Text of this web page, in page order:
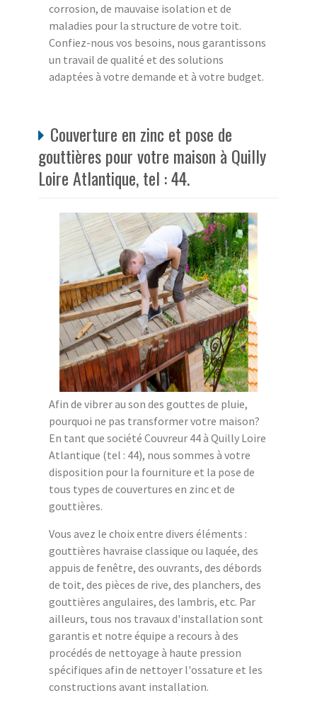
corrosion, de mauvaise isolation et de
maladies pour la structure de votre toit.
Confiez-nous vos besoins, nous garantissons
un travail de qualité et des solutions
adaptées à votre demande et à votre budget.
Couverture en zinc et pose de
gouttières pour votre maison à Quilly
Loire Atlantique, tel : 44.
Afin de vibrer au son des gouttes de pluie,
pourquoi ne pas transformer votre maison?
En tant que société Couvreur 44 à Quilly Loire
Atlantique (tel : 44), nous sommes à votre
disposition pour la fourniture et la pose de
tous types de couvertures en zinc et de
gouttières.
Vous avez le choix entre divers éléments :
gouttières havraise classique ou laquée, des
appuis de fenêtre, des ouvrants, des débords
de toit, des pièces de rive, des planchers, des
gouttières angulaires, des lambris, etc. Par
ailleurs, tous nos travaux d'installation sont
garantis et notre équipe a recours à des
procédés de nettoyage à haute pression
spécifiques afin de nettoyer l'ossature et les
constructions avant installation.